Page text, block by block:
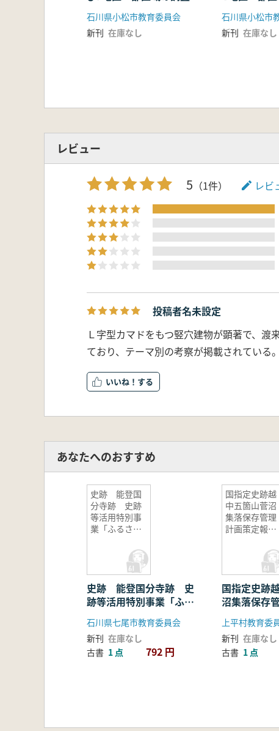
石川県小松市教育委員会
新刊 在庫なし
石川県小松市
新刊 在庫なし
レビュー
5 （1件）
レビ
投稿者名未設定
Ｌ字型カマドをもつ竪穴建物が顕著で、
ており、テーマ別の考察が掲載されている
いいね！
あなたへのおすすめ
史跡 能登国
分寺跡 史跡
等活用特別事
業「ふるさと
史跡 能登国分寺跡 史
跡等活用特別事業「ふる
さと歴史の広場」整備概
報2
石川県七尾市教育委員会
新刊 在庫なし
古書 1 点 792 円
国指定史跡越
中五箇山菅沼
集落保存管理
計画策定報告
国指定史跡
沼集落保存
報告書
上平村教育委
新刊 在庫なし
古書 1 点